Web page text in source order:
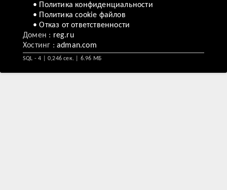
• Политика конфиденциальности
• Политика cookie файлов
• Отказ от ответственности
Домен : reg.ru
Хостинг : adman.com
SQL - 4 | 0,246 сек. | 6.96 МБ